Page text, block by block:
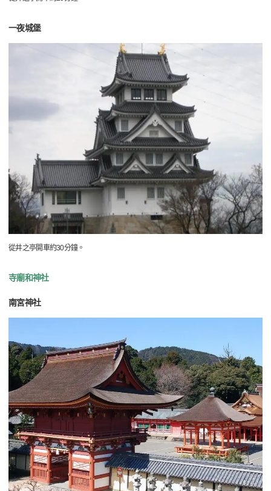
一夜城堡
從井之亭開車約30分鐘。
寺廟和神社
南宮神社